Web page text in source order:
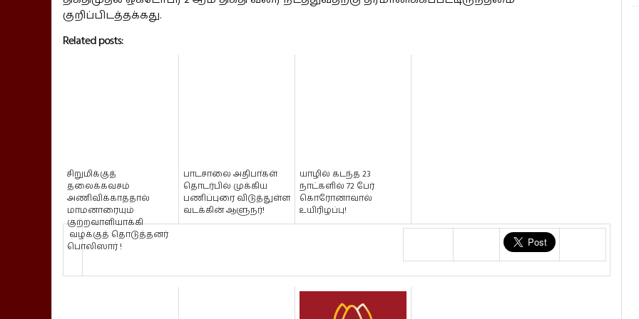
குறிப்பிடத்தக்கது.
Related posts:
சிறுமிக்குத்
தலைக்கவசம்
அணிவிக்காததால்
மாமனாரையும்
குற்றவாளியாக்கி
வழக்குத் தொடுத்தனர்
பொலிஸார் !
பாடசாலை அதிபா்கள்
தொடர்பில் முக்கிய
பணிப்புரை விடுத்துள்ள
வடக்கின் ஆளுநர்!
யாழில் கடந்த 23
நாட்களில் 72 பேர்
கொரோனாவால்
உயிரிழப்பு!